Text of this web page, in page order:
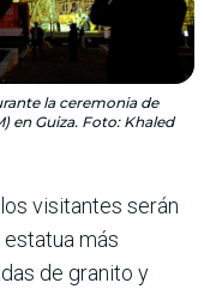
la ceremonia de
en Guiza. Foto: Khaled
visitantes serán
más
de granito y